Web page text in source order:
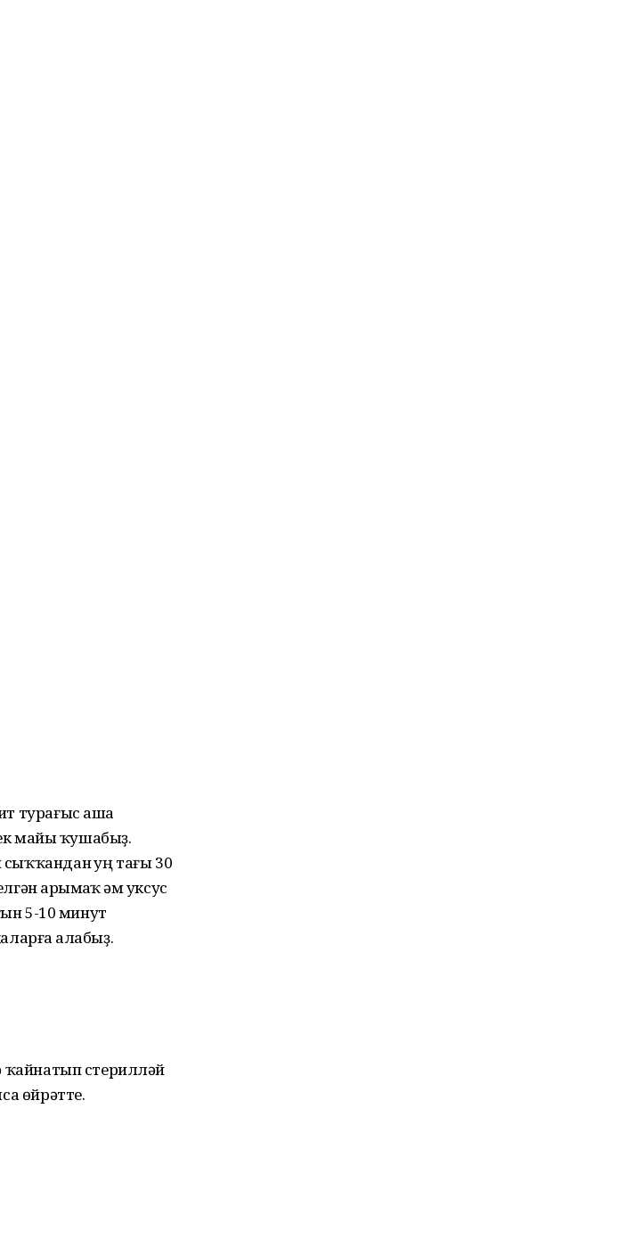
турағыс аша
майы ҡушабыҙ.
һуң тағы 30
һарымһаҡ һәм уксус
5-10 минут
һалабыҙ.
ҡайнатып стерилләй
өйрәтте.